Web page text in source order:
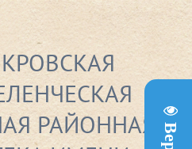
РАЙОННАЯ